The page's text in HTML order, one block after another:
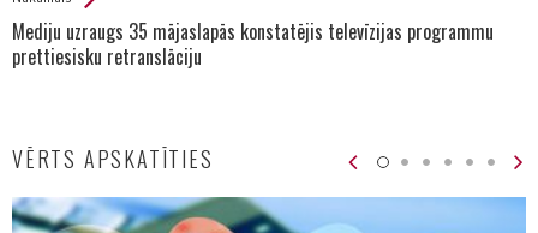
Mediju uzraugs 35 mājaslapās konstatējis televīzijas programmu
prettiesisku retranslāciju
VĒRTS APSKATĪTIES